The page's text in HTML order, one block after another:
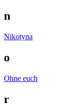
n
Nikotyna
o
Ohne euch
r